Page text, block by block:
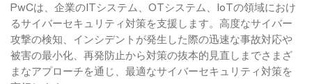
PwCは、企業のITシステム、OTシステム、IoTの領域におけ
るサイバーセキュリティ対策を支援します。高度なサイバー
攻撃の検知、インシデントが発生した際の迅速な事故対応や
被害の最小化、再発防止から対策の抜本的見直しまでさまざ
まなアプローチを通じ、最適なサイバーセキュリティ対策を